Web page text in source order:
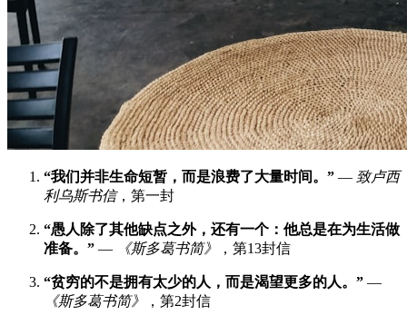
“我们并非生命短暂，而是浪费了大量时间。” — 致卢西
利乌斯书信，第一封
“愚人除了其他缺点之外，还有一个：他总是在为生活做
准备。” — 《斯多葛书简》 ，第13封信
“贫穷的不是拥有太少的人，而是渴望更多的人。” —
《斯多葛书简》
，第2封信